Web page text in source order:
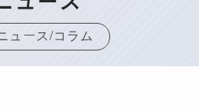
ュース/コラム